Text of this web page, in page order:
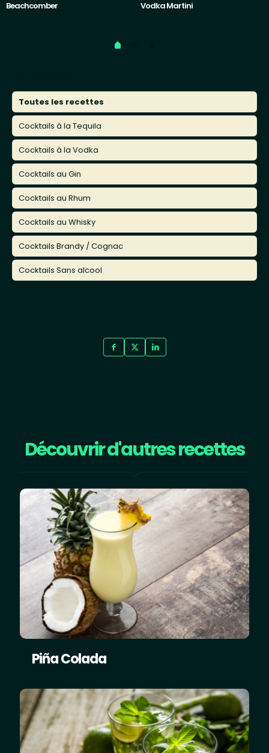
Beachcomber Vodka Martini
Toutes les recettes
Cocktails à la Tequila
Cocktails à la Vodka
Cocktails au Gin
Cocktails au Rhum
Cocktails au Whisky
Cocktails Brandy / Cognac
Cocktails Sans alcool
Découvrir d'autres recettes
Piña Colada